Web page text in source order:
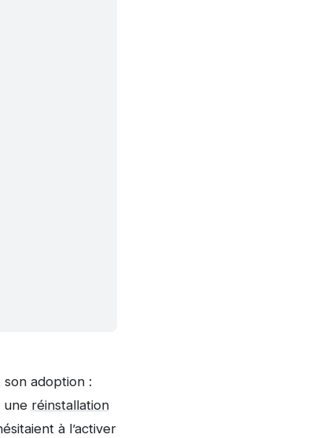
adoption :
une réinstallation
à l’activer